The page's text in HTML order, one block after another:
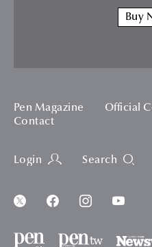
Buy
Pen Magazine Official
Contact
Login Search